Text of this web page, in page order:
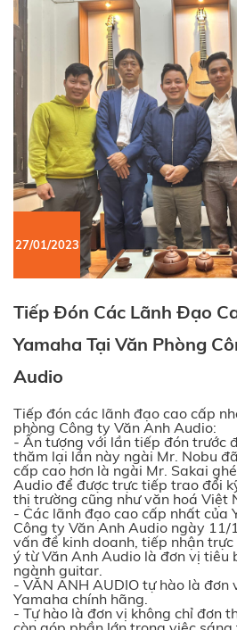
27/01/2023
Tiếp Đón Các Lãnh Đạo
Yamaha Tại Văn Phòng
Audio
Tiếp đón các lãnh đạo cao cấp
phòng Công ty Văn Anh Audio:
- Ấn tượng với lần tiếp đón trước
thăm lại lần này ngài Mr. Nobu
cấp cao hơn là ngài Mr. Sakai
Audio để được trực tiếp trao đổi
thị trường cũng như văn hoá Việt
- Các lãnh đạo cao cấp nhất của
Công ty Văn Anh Audio ngày
vấn đề kinh doanh, tiếp nhận
ý từ Văn Anh Audio là đơn vị tiêu
ngành guitar.
- VĂN ANH AUDIO tự hào là đơn
Yamaha chính hãng.
- Tự hào là đơn vị không chỉ đơn